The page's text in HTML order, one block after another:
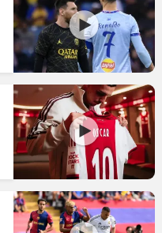
VOD
רץ ברשת
תוצאות
לוח שידורים
נבחרת ישראל
מכבי חיפה
בית"ר ירושלים
מכבי תל אביב
הפועל תל אביב
הפועל חיפה
ליגה ספרדית
ליגה איטלקית
ליגה צרפתית
ליגה הולנדית
ליגה סינית
כדורסל נשים
מכבי תל אביב
הפועל חולון
הפועל ירושלים
דני אבדיה
יורוליג
יורוקאפ
טניס
כדוריד
כדורעף
שחייה
ג'ודו